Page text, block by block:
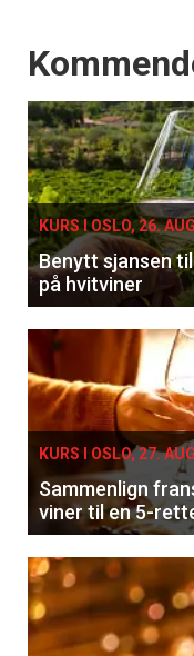
Events
KURS I OSLO, 26.
Benytt sjansen
på hvitviner
KURS I OSLO, 27.
Sammenlign
viner til en 5-